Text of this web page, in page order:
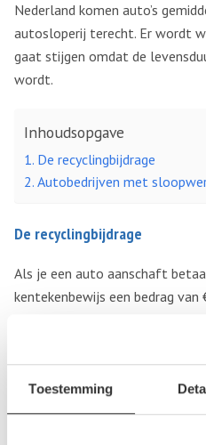
Toestemming
Nederland komen auto’s
autosloperij terecht. Er wordt
gaat stijgen omdat de
wordt.
Inhoudsopgave
De recyclingbijdrage
Autobedrijven met
De recyclingbijdrage
Als je een auto aanschaft
kentekenbewijs een bedrag
de naam
personenauto’s en voor
De recyclingbijdrage gaat naar
(ARN). Deze organisatie geeft